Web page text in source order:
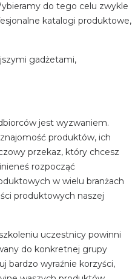
do tego celu zwykle
katalogi produktowe,
gadżetami,
jest wyzwaniem.
produktów, ich
przekaz, który chcesz
rozpocząć
w wielu branżach
produktowych naszej
uczestnicy powinni
do konkretnej grupy
bardzo wyraźnie korzyści,